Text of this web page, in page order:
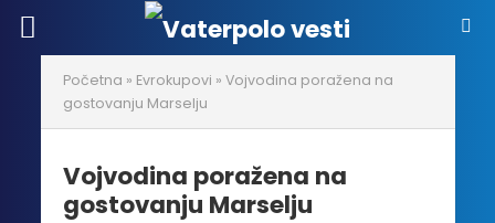
Početna » Evrokupovi » Vojvodina poražena na
gostovanju Marselju
Vojvodina poražena na
gostovanju Marselju